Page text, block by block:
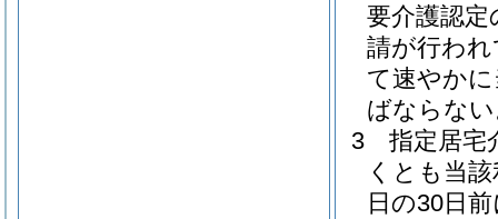
要介護認
請が行わ
て速やか
ばならな
3
指定居宅
くとも当
日の30日